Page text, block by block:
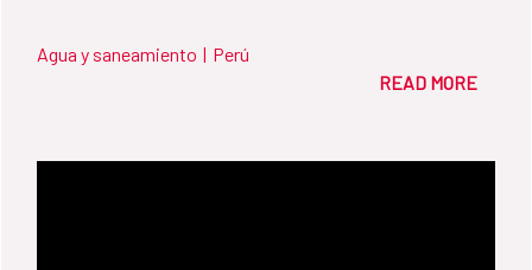
Agua y saneamiento | Perú
READ MORE